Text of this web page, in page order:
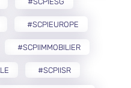
#SCPIEUROPE
#SCPIIMMOBILIER
#SCPIISR